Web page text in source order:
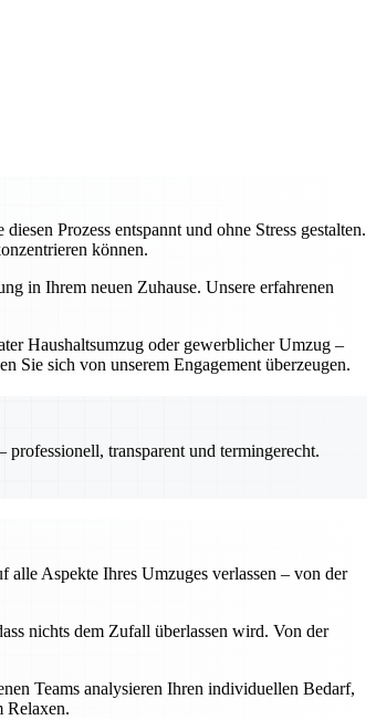
Prozess entspannt und ohne Stress gestalten.
können.
in Ihrem neuen Zuhause. Unsere erfahrenen
Haushaltsumzug oder gewerblicher Umzug –
Sie sich von unserem Engagement überzeugen.
professionell, transparent und termingerecht.
alle Aspekte Ihres Umzuges verlassen – von der
nichts dem Zufall überlassen wird. Von der
Teams analysieren Ihren individuellen Bedarf,
Relaxen.